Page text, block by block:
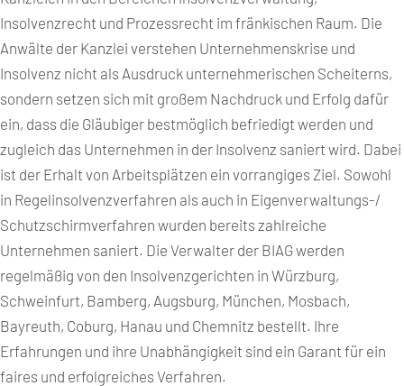
Insolvenzrecht und Prozessrecht im fränkischen Raum. Die
Anwälte der Kanzlei verstehen Unternehmenskrise und
Insolvenz nicht als Ausdruck unternehmerischen Scheiterns,
sondern setzen sich mit großem Nachdruck und Erfolg dafür
ein, dass die Gläubiger bestmöglich befriedigt werden und
zugleich das Unternehmen in der Insolvenz saniert wird. Dabei
ist der Erhalt von Arbeitsplätzen ein vorrangiges Ziel. Sowohl
in Regelinsolvenzverfahren als auch in Eigenverwaltungs-/
Schutzschirmverfahren wurden bereits zahlreiche
Unternehmen saniert. Die Verwalter der BIAG werden
regelmäßig von den Insolvenzgerichten in Würzburg,
Schweinfurt, Bamberg, Augsburg, München, Mosbach,
Bayreuth, Coburg, Hanau und Chemnitz bestellt. Ihre
Erfahrungen und ihre Unabhängigkeit sind ein Garant für ein
faires und erfolgreiches Verfahren.